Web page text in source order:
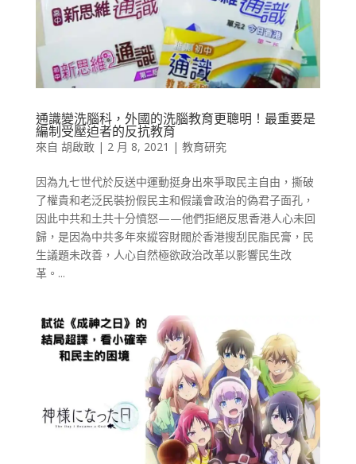
通識變洗腦科，外國的洗腦教育更聰明！最重要是
編制受壓迫者的反抗教育
來自 胡啟敢| 2 月 8, 2021 | 教育研究
因為九七世代於反送中運動挺身出來爭取民主自由，撕破
了權貴和老泛民裝扮假民主和假議會政治的偽君子面孔，
因此中共和土共十分憤怒——他們拒絕反思香港人心未回
歸，是因為中共多年來縱容財閥於香港搜刮民脂民膏，民
生議題未改善，人心自然極欲政治改革以影響民生改
革。...